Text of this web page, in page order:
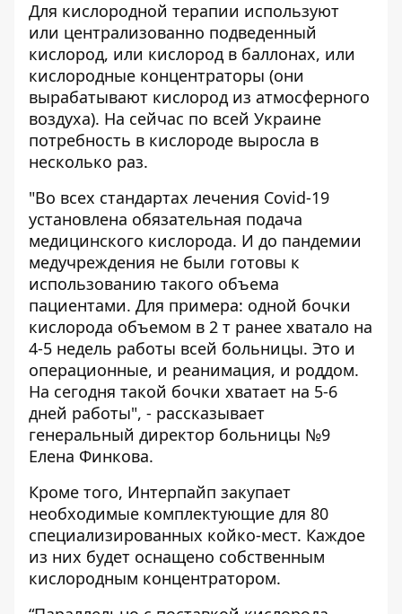
Для кислородной терапии используют
или централизованно подведенный
кислород, или кислород в баллонах, или
кислородные концентраторы (они
вырабатывают кислород из атмосферного
воздуха). На сейчас по всей Украине
потребность в кислороде выросла в
несколько раз.
"Во всех стандартах лечения Covid-19
установлена обязательная подача
медицинского кислорода. И до пандемии
медучреждения не были готовы к
использованию такого объема
пациентами. Для примера: одной бочки
кислорода объемом в 2 т ранее хватало на
4-5 недель работы всей больницы. Это и
операционные, и реанимация, и роддом.
На сегодня такой бочки хватает на 5-6
дней работы", - рассказывает
генеральный директор больницы №9
Елена Финкова.
Кроме того, Интерпайп закупает
необходимые комплектующие для 80
специализированных койко-мест. Каждое
из них будет оснащено собственным
кислородным концентратором.